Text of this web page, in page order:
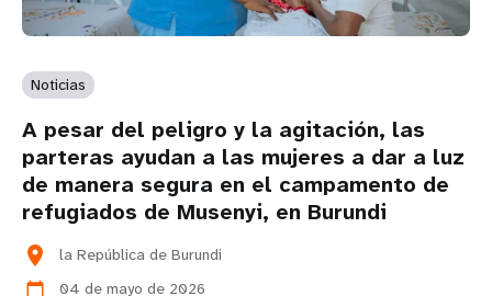
Noticias
A pesar del peligro y la agitación, las
parteras ayudan a las mujeres a dar a luz
de manera segura en el campamento de
refugiados de Musenyi, en Burundi
location_on
la República de Burundi
calendar_today
04 de mayo de 2026